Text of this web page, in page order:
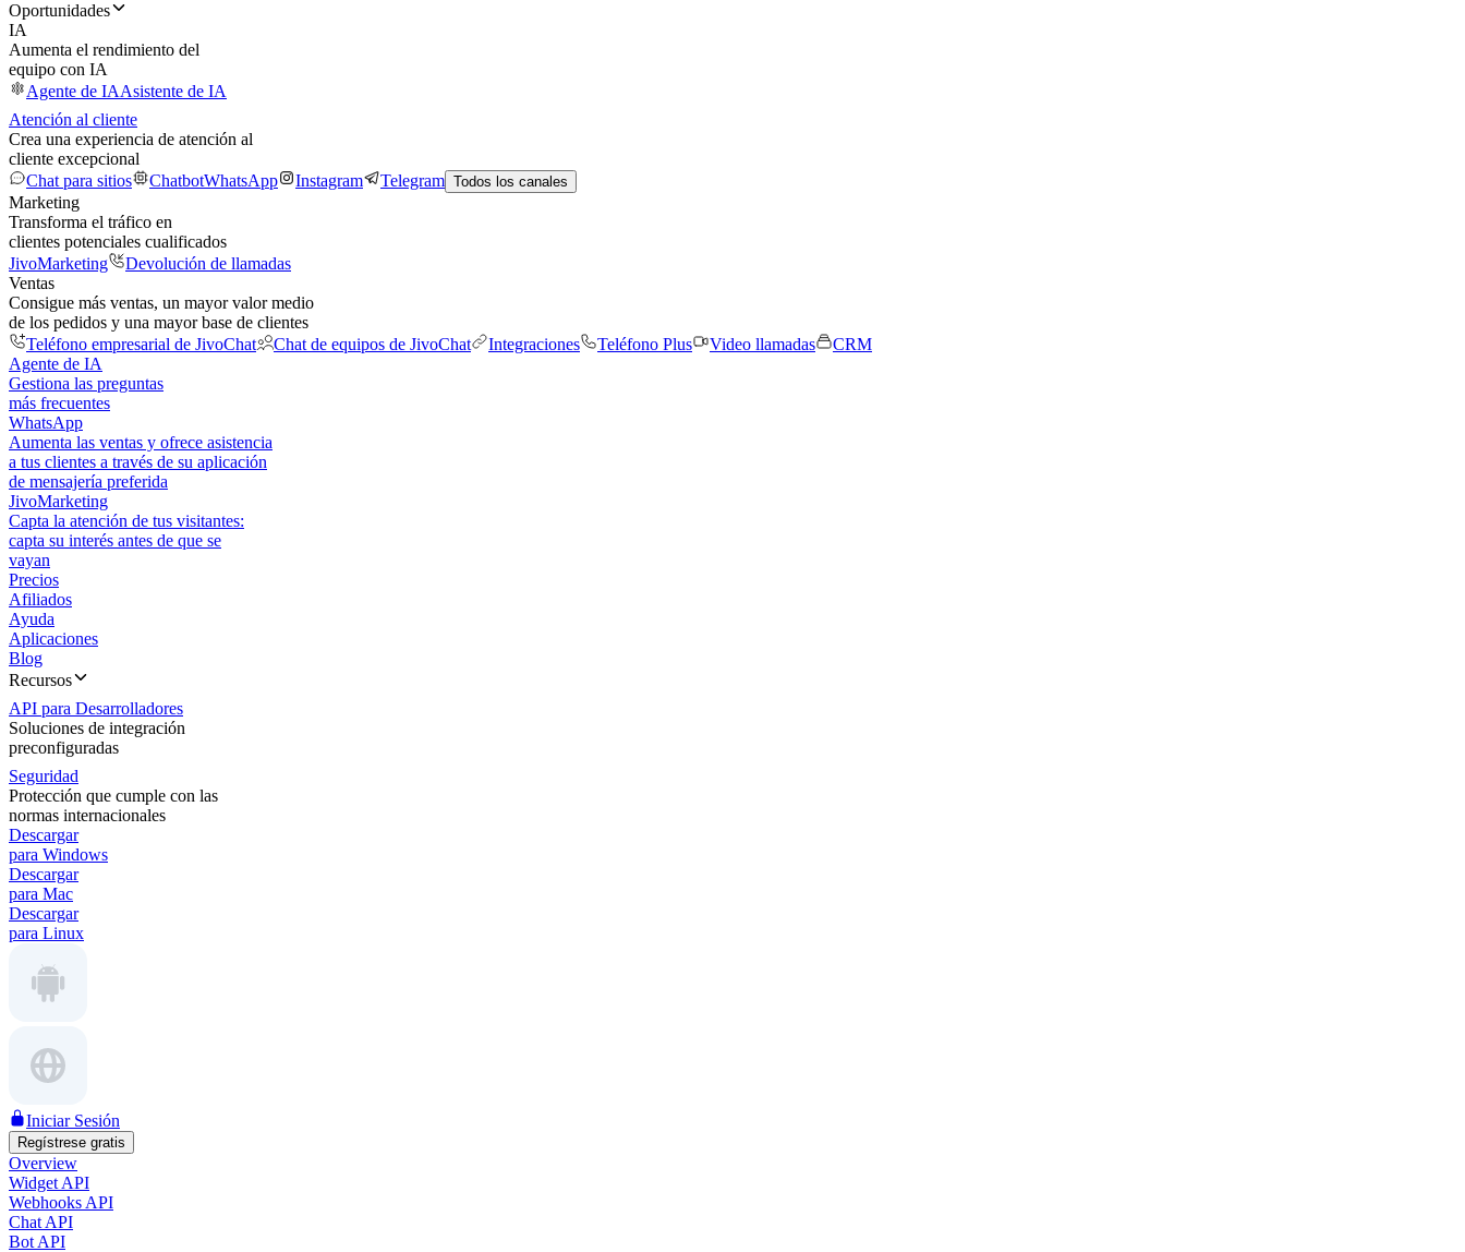
Oportunidades
IA
Aumenta el rendimiento del
equipo con IA
Agente de IAAsistente de IA
Atención al cliente
Crea una experiencia de atención al
cliente excepcional
Chat para sitios
ChatbotWhatsApp Instagram Telegram Todos los canales
Marketing
Transforma el tráfico en
clientes potenciales cualificados
JivoMarketing
Devolución de llamadas
Ventas
Consigue más ventas, un mayor valor medio
de los pedidos y una mayor base de clientes
Teléfono empresarial de JivoChat
Chat de equipos de JivoChat Integraciones Teléfono Plus Video llamadas
CRM
Agente de IA
Gestiona las preguntas
más frecuentes
WhatsApp
Aumenta las ventas y ofrece asistencia
a tus clientes a través de su aplicación
de mensajería preferida
JivoMarketing
Capta la atención de tus visitantes:
capta su interés antes de que se
vayan
Precios
Afiliados
Ayuda
Aplicaciones
Blog
Recursos
API para Desarrolladores
Soluciones de integración
preconfiguradas
Seguridad
Protección que cumple con las
normas internacionales
Descargar
para Windows
Descargar
para Mac
Descargar
para Linux
Iniciar Sesión
Regístrese gratis
Overview
Widget API
Webhooks API
Chat API
Bot API